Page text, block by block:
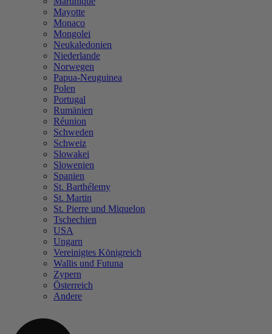
Mayotte
Monaco
Mongolei
Neukaledonien
Niederlande
Norwegen
Papua-Neuguinea
Polen
Portugal
Rumänien
Réunion
Schweden
Schweiz
Slowakei
Slowenien
Spanien
St. Barthélemy
St. Martin
St. Pierre und Miquelon
Tschechien
USA
Ungarn
Vereinigtes Königreich
Wallis und Futuna
Zypern
Österreich
Andere